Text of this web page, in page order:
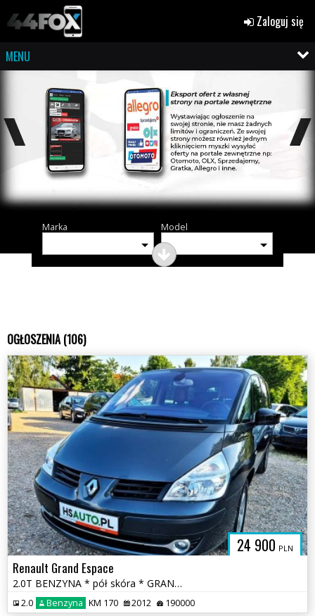
Zaloguj się
MENU
Marka Model
OGŁOSZENIA (106)
24 900 PLN
Renault Grand Espace
2.0T BENZYNA * pół skóra * GRAND * niski przebieg * super * OKAZJA
2.0 Benzyna KM 170 2012 190000